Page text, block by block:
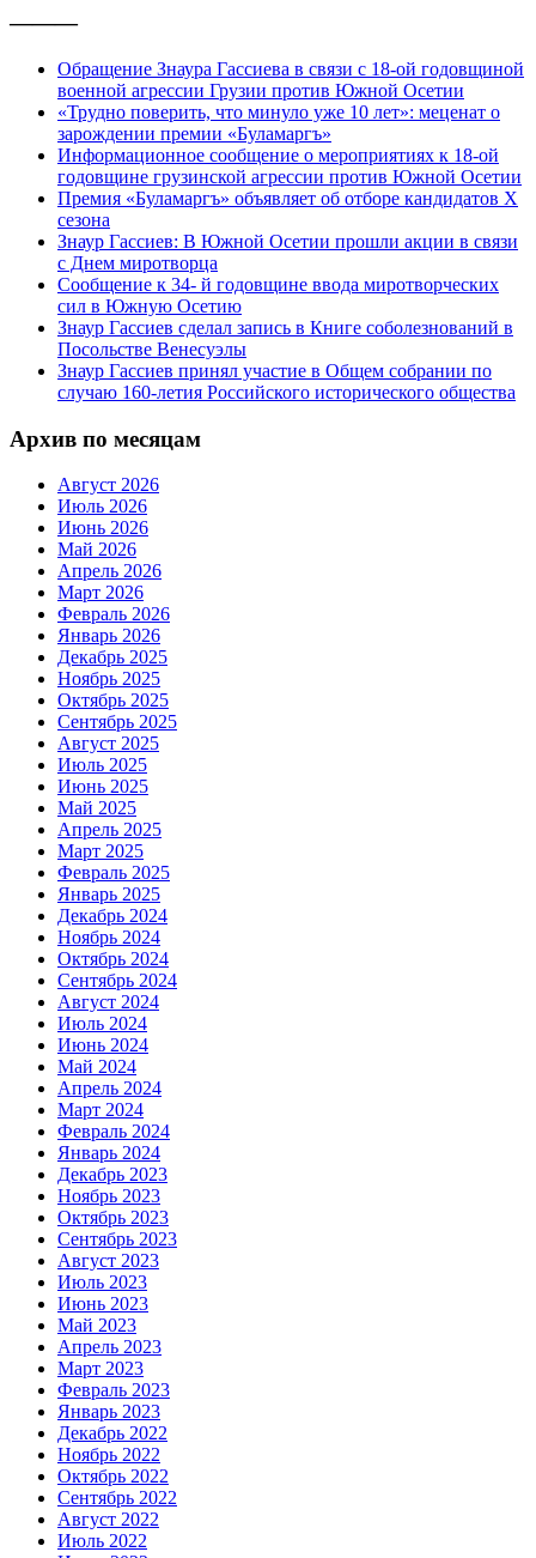
———
Обращение Знаура Гассиева в связи с 18-ой годовщиной
военной агрессии Грузии против Южной Осетии
«Трудно поверить, что минуло уже 10 лет»: меценат о
зарождении премии «Буламаргъ»
Информационное сообщение о мероприятиях к 18-ой
годовщине грузинской агрессии против Южной Осетии
Премия «Буламаргъ» объявляет об отборе кандидатов Х
сезона
Знаур Гассиев: В Южной Осетии прошли акции в связи
с Днем миротворца
Сообщение к 34- й годовщине ввода миротворческих
сил в Южную Осетию
Знаур Гассиев сделал запись в Книге соболезнований в
Посольстве Венесуэлы
Знаур Гассиев принял участие в Общем собрании по
случаю 160-летия Российского исторического общества
Архив по месяцам
Август 2026
Июль 2026
Июнь 2026
Май 2026
Апрель 2026
Март 2026
Февраль 2026
Январь 2026
Декабрь 2025
Ноябрь 2025
Октябрь 2025
Сентябрь 2025
Август 2025
Июль 2025
Июнь 2025
Май 2025
Апрель 2025
Март 2025
Февраль 2025
Январь 2025
Декабрь 2024
Ноябрь 2024
Октябрь 2024
Сентябрь 2024
Август 2024
Июль 2024
Июнь 2024
Май 2024
Апрель 2024
Март 2024
Февраль 2024
Январь 2024
Декабрь 2023
Ноябрь 2023
Октябрь 2023
Сентябрь 2023
Август 2023
Июль 2023
Июнь 2023
Май 2023
Апрель 2023
Март 2023
Февраль 2023
Январь 2023
Декабрь 2022
Ноябрь 2022
Октябрь 2022
Сентябрь 2022
Август 2022
Июль 2022